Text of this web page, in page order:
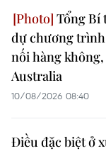
Tổng Bí
dự chương trình
nối hàng
Australia
10/08/2026 08:40
Điều đặc biệt ở